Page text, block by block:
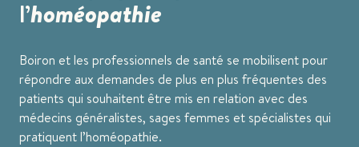
l’homéopathie
Boiron et les professionnels de santé se mobilisent pour
répondre aux demandes de plus en plus fréquentes des
patients qui souhaitent être mis en relation avec des
médecins généralistes, sages femmes et spécialistes qui
pratiquent l’homéopathie.